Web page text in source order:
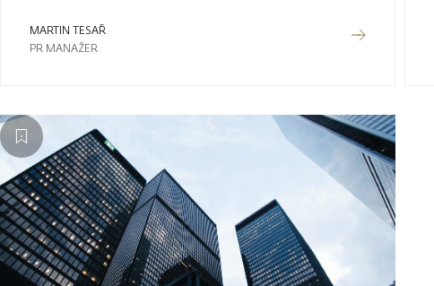
MARTIN TESAŘ
PR MANAŽER